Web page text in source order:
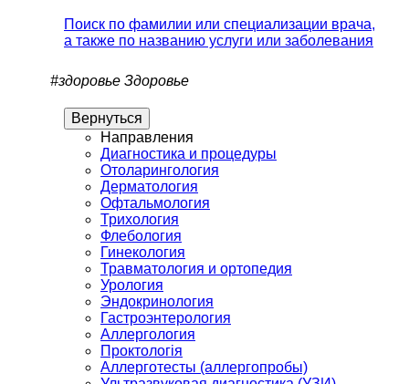
Поиск по фамилии или специализации врача,
а также по названию услуги или заболевания
#здоровье Здоровье
Вернуться
Направления
Диагностика и процедуры
Отоларингология
Дерматология
Офтальмология
Трихология
Флебология
Гинекология
Травматология и ортопедия
Урология
Эндокринология
Гастроэнтерология
Аллергология
Проктологія
Аллерготесты (аллергопробы)